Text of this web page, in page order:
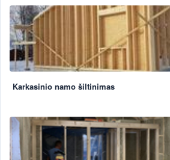
Karkasinio namo šiltinimas